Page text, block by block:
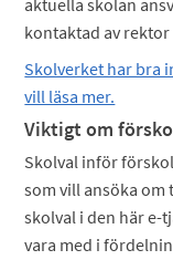
aktuella skolan
kontaktad av
Skolverket har bra
vill läsa mer.
Viktigt om
Skolval inför
som vill ansöka
skolval i den här e-
vara med i